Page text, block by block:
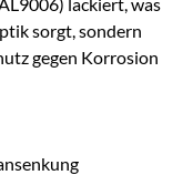
sorgt, sondern
gegen Korrosion